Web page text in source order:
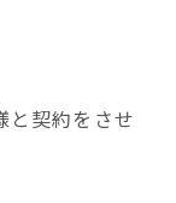
と契約をさせ